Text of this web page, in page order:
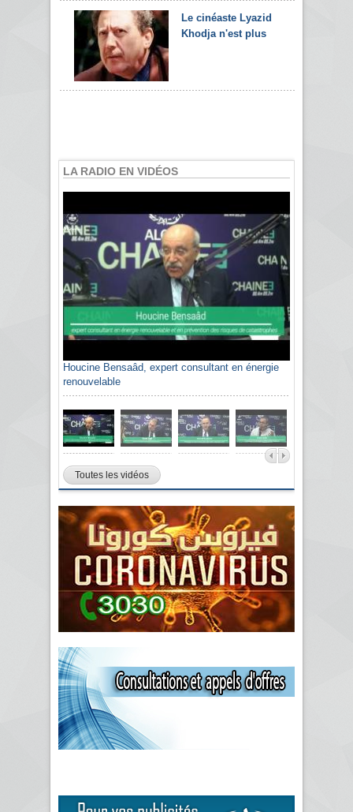
Le cinéaste Lyazid
Khodja n'est plus
LA RADIO EN VIDÉOS
Houcine Bensaâd, expert consultant en énergie
renouvelable
Toutes les vidéos